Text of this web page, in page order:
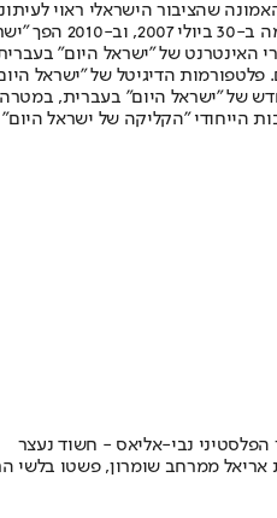
שהציבור הישראלי ראוי
תשלום.
פלטפורמות הדיגיטל של "ישראל
החדש של "ישראל היום" בעברית,
הייחודי "הקליקה של ישראל
נבי-אליאס - חשוד נעצר
אריאל ממרחב שומרון, פשטו